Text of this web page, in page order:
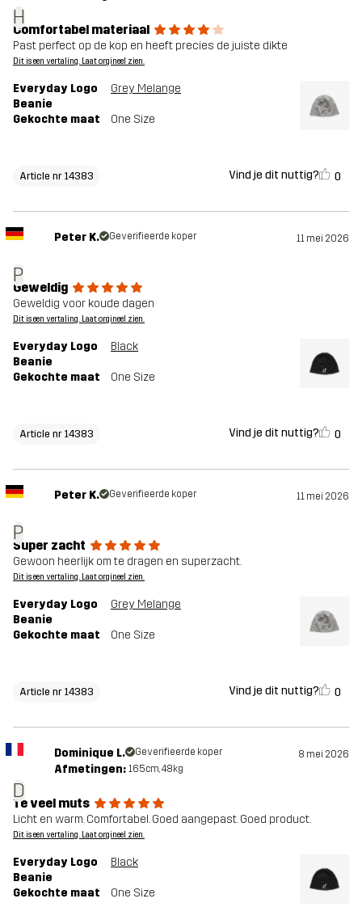
H
Comfortabel materiaal
Past perfect op de kop en heeft precies de juiste dikte
Dit is een vertaling. Laat orgineel zien.
Everyday Logo
Beanie
Grey Melange
Gekochte maat One Size
Article nr 14383 Vind je dit nuttig? 0
P
Peter K. Geverifieerde koper 11 mei 2026
Geweldig
Geweldig voor koude dagen
Dit is een vertaling. Laat orgineel zien.
Everyday Logo
Beanie
Black
Gekochte maat One Size
Article nr 14383 Vind je dit nuttig? 0
P
Peter K. Geverifieerde koper 11 mei 2026
Super zacht
Gewoon heerlijk om te dragen en superzacht.
Dit is een vertaling. Laat orgineel zien.
Everyday Logo
Beanie
Grey Melange
Gekochte maat One Size
Article nr 14383 Vind je dit nuttig? 0
D
Dominique L. Geverifieerde koper 8 mei 2026
Afmetingen: 165cm, 48kg
Te veel muts
Licht en warm. Comfortabel. Goed aangepast. Goed product.
Dit is een vertaling. Laat orgineel zien.
Everyday Logo
Beanie
Black
Gekochte maat One Size